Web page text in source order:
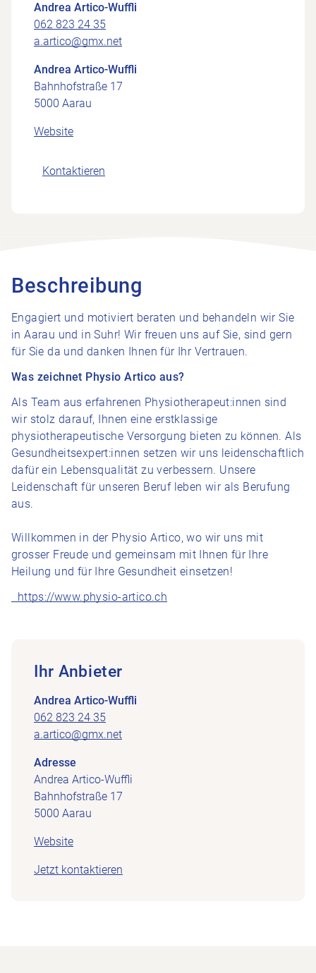
Andrea Artico-Wuffli
062 823 24 35
a.artico@gmx.net
Andrea Artico-Wuffli
Bahnhofstraße 17
5000 Aarau
Website
Kontaktieren
Beschreibung
Engagiert und motiviert beraten und behandeln wir Sie
in Aarau und in Suhr! Wir freuen uns auf Sie, sind gern
für Sie da und danken Ihnen für Ihr Vertrauen.
Was zeichnet Physio Artico aus?
Als Team aus erfahrenen Physiotherapeut:innen sind
wir stolz darauf, Ihnen eine erstklassige
physiotherapeutische Versorgung bieten zu können. Als
Gesundheitsexpert:innen setzen wir uns leidenschaftlich
dafür ein Lebensqualität zu verbessern. Unsere
Leidenschaft für unseren Beruf leben wir als Berufung
aus.
Willkommen in der Physio Artico, wo wir uns mit
grosser Freude und gemeinsam mit Ihnen für Ihre
Heilung und für Ihre Gesundheit einsetzen!
https://www.physio-artico.ch
Ihr Anbieter
Andrea Artico-Wuffli
062 823 24 35
a.artico@gmx.net
Adresse
Andrea Artico-Wuffli
Bahnhofstraße 17
5000 Aarau
Website
Jetzt kontaktieren